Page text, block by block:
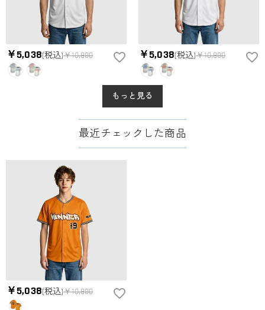
￥5,038(税込)￥10,800 ￥5,038(税込)￥10,800
もっと見る
最近チェックした商品
￥5,038(税込)￥10,800